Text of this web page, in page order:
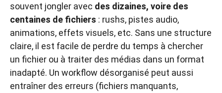
souvent jongler avec des dizaines, voire des
centaines de fichiers : rushs, pistes audio,
animations, effets visuels, etc. Sans une structure
claire, il est facile de perdre du temps à chercher
un fichier ou à traiter des médias dans un format
inadapté. Un workflow désorganisé peut aussi
entraîner des erreurs (fichiers manquants,